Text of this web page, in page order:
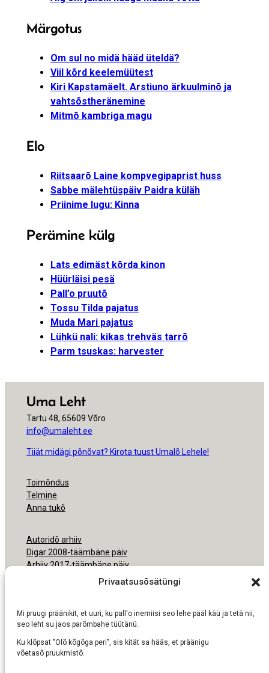
Privaatsusõsätüngi
Mi pruugi präänikit, et uuri, ku pall'o inemiisi seo lehe pääl käü ja tetä nii,
seo leht su jaos parõmbahe tüütänü.
Ku klõpsat "Olõ kõgõga peri", sis kität sa hääs, et präänigu
võetasõ pruukmistõ.
Märgotus
Om sul no midä hääd üteldä?
Viil kõrd keelemüütest
Kiri Kapstamäelt. Arstiuno ärkuulminõ ja
vahtsõstheränemine
Mitmõ kambriga magu
Elo
Riitsaarõ Laine kompvegipaprist huss
Sabbe mälehtüspäiv Paidra küläh
Priinime lugu: Kinna
Perämine külg
Lats edimäst kõrda kinon
Hüürläisi pesä
Pall’o pruutõ
Tossu Tilda pajatus
Muda Mari pajatus
Lühkü nali: kikas trehväs tarrõ
Parm tsuskas: harvester
Uma Leht
Tartu 48, 65609 Võro
info@umaleht.ee
Tiiät midägi põnõvat? Kirota tuust Umalõ Lehele!
Toimõndus
Telmine
Anna tukõ
Autoridõ arhiiv
Digar 2008-täämbäne päiv
Arhiiv 2017-täämbäne päiv
Ligipäsemine
Nõudmisõ pruukmisõs